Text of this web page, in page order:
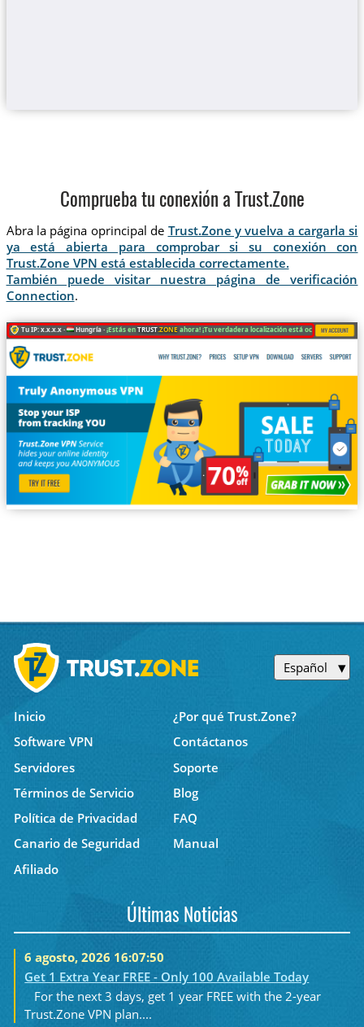
Comprueba tu conexión a Trust.Zone
Abra la página oprincipal de Trust.Zone y vuelva a cargarla si
ya está abierta para comprobar si su conexión con
Trust.Zone VPN está establecida correctamente.
También puede visitar nuestra página de verificación
Connection.
Tu IP: x.x.x.x · Hungría ·¡Estás enTRUST.ZONE ahora! ¡Tu verdadera localización está oculta!
Español
Inicio
¿Por qué Trust.Zone?
Software VPN
Contáctanos
Servidores
Soporte
Términos de Servicio
Blog
Política de Privacidad
FAQ
Canario de Seguridad
Manual
Afiliado
Últimas Noticias
6 agosto, 2026 16:07:50
Get 1 Extra Year FREE - Only 100 Available Today
For the next 3 days, get 1 year FREE with the 2-year
Trust.Zone VPN plan....